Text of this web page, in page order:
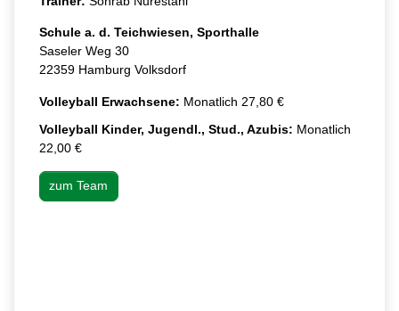
Schule a. d. Teichwiesen, Sporthalle
Saseler Weg 30
22359 Hamburg Volksdorf
Volleyball Erwachsene: Monatlich 27,80 €
Volleyball Kinder, Jugendl., Stud., Azubis: Monatlich
22,00 €
zum Team